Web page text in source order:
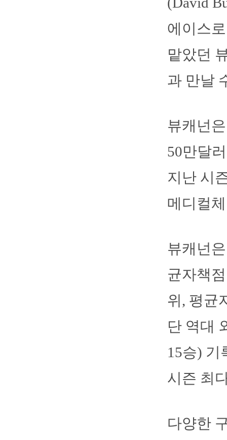
에이스
맡았던
과 만날
뷰캐넌
50만달
지난 시
메디컬
뷰캐넌
균자책
위, 평균
단 역대
15승) 기
시즌 최
다양한